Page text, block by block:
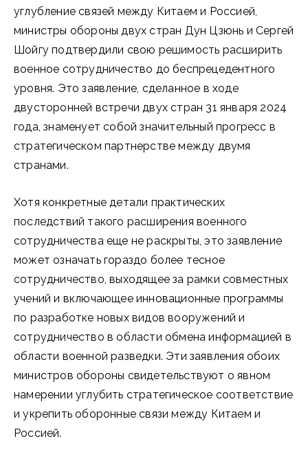
углубление связей между Китаем и Россией,
министры обороны двух стран Дун Цзюнь и Сергей
Шойгу подтвердили свою решимость расширить
военное сотрудничество до беспрецедентного
уровня. Это заявление, сделанное в ходе
двусторонней встречи двух стран 31 января 2024
года, знаменует собой значительный прогресс в
стратегическом партнерстве между двумя
странами.
Хотя конкретные детали практических
последствий такого расширения военного
сотрудничества еще не раскрыты, это заявление
может означать гораздо более тесное
сотрудничество, выходящее за рамки совместных
учений и включающее инновационные программы
по разработке новых видов вооружений и
сотрудничество в области обмена информацией в
области военной разведки. Эти заявления обоих
министров обороны свидетельствуют о явном
намерении углубить стратегическое соответствие
и укрепить оборонные связи между Китаем и
Россией.